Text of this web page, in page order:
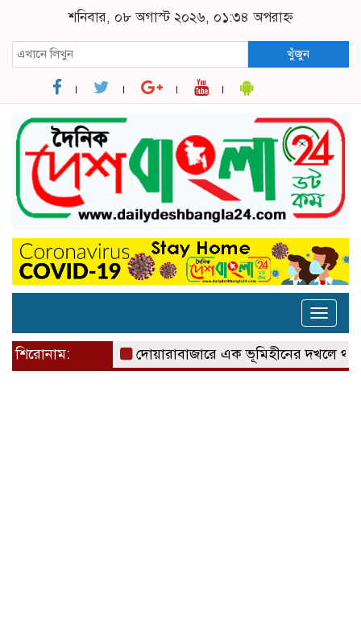
শনিবার, ০৮ অগাস্ট ২০২৬, ০১:৩৪ অপরাহ্ন
খুঁজুন
Toggle
শিরোনাম: দোয়ারাবাজারে এক ভূমিহীনের দখলে থাকা